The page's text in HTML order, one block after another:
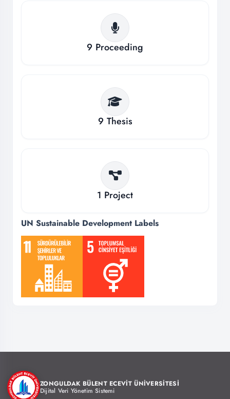
9 Proceeding
9 Thesis
1 Project
UN Sustainable Development Labels
ZONGULDAK BÜLENT ECEVİT ÜNİVERSİTESİ
Dijital Veri Yönetim Sistemi